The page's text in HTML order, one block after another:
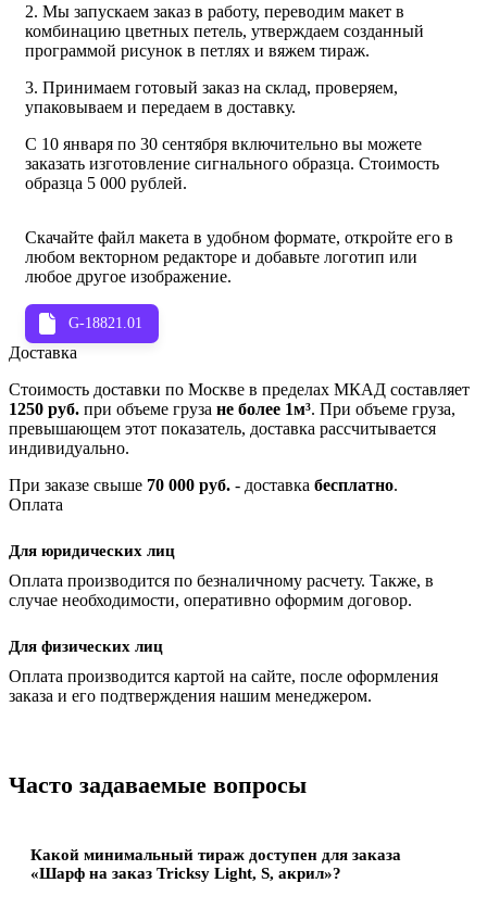
2. Мы запускаем заказ в работу, переводим макет в
комбинацию цветных петель, утверждаем созданный
программой рисунок в петлях и вяжем тираж.
3. Принимаем готовый заказ на склад, проверяем,
упаковываем и передаем в доставку.
С 10 января по 30 сентября включительно вы можете
заказать изготовление сигнального образца. Стоимость
образца 5 000 рублей.
Скачайте файл макета в удобном формате, откройте его в
любом векторном редакторе и добавьте логотип или
любое другое изображение.
G-18821.01
Доставка
Стоимость доставки по Москве в пределах МКАД составляет
1250 руб. при объеме груза не более 1м³. При объеме груза,
превышающем этот показатель, доставка рассчитывается
индивидуально.
При заказе свыше 70 000 руб. - доставка бесплатно.
Оплата
Для юридических лиц
Оплата производится по безналичному расчету. Также, в
случае необходимости, оперативно оформим договор.
Для физических лиц
Оплата производится картой на сайте, после оформления
заказа и его подтверждения нашим менеджером.
Часто задаваемые вопросы
Какой минимальный тираж доступен для заказа
«Шарф на заказ Tricksy Light, S, акрил»?